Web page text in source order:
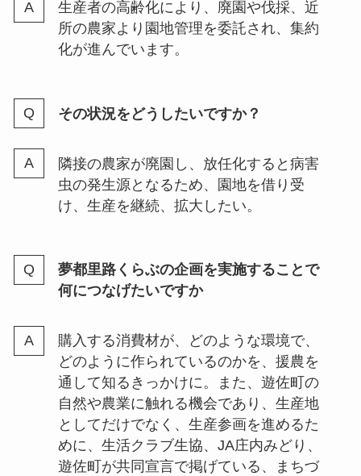
生産者の高齢化により、廃園や伐採、近
所の農家より園地管理を委託され、集約
化が進んでいます。
その状況をどうしたいですか？
隣接の農家が廃園し、放任化すると病害
虫の発生源となるため、園地を借り受
け、生産を継続、拡大したい。
夢都里路くらぶの企画を実施することで
何につなげたいですか
購入する消費材が、どのような環境で、
どのように作られているのかを、援農を
通して知るきっかけに。また、遊佐町の
自然や農業に触れる機会であり、生産地
としてだけでなく、生産参画を進めるた
めに、生活クラブ生協、JA庄内みどり、
遊佐町が共同宣言で掲げている、まちづ